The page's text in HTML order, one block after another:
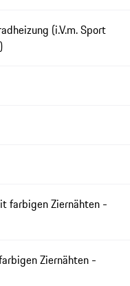
(i.V.m. Sport
farbigen Ziernähten -
Ziernähten -